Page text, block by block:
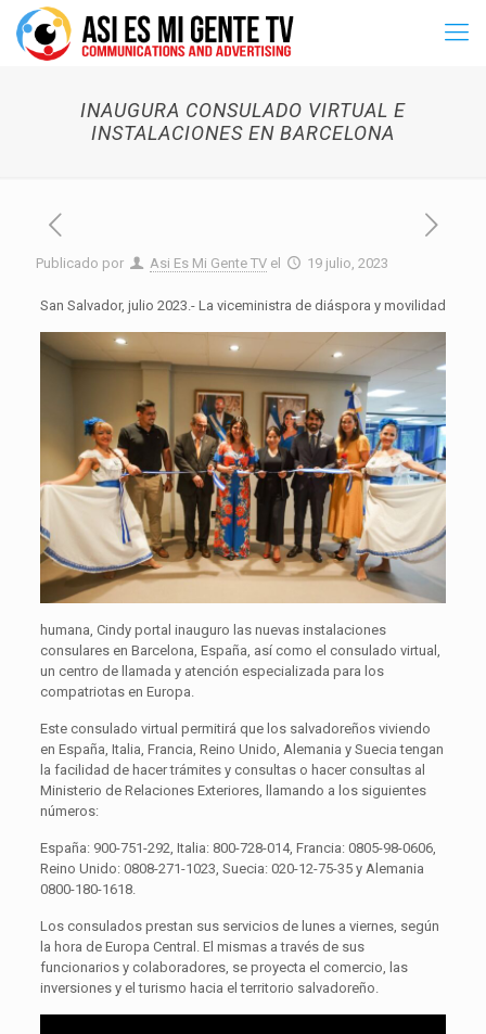
INAUGURA CONSULADO VIRTUAL E
INSTALACIONES EN BARCELONA
Publicado por Asi Es Mi Gente TV el 19 julio, 2023
San Salvador, julio 2023.- La viceministra de diáspora y movilidad
humana, Cindy portal inauguro las nuevas instalaciones
consulares en Barcelona, España, así como el consulado virtual,
un centro de llamada y atención especializada para los
compatriotas en Europa.
Este consulado virtual permitirá que los salvadoreños viviendo
en España, Italia, Francia, Reino Unido, Alemania y Suecia tengan
la facilidad de hacer trámites y consultas o hacer consultas al
Ministerio de Relaciones Exteriores, llamando a los siguientes
números:
España: 900-751-292, Italia: 800-728-014, Francia: 0805-98-0606,
Reino Unido: 0808-271-1023, Suecia: 020-12-75-35 y Alemania
0800-180-1618.
Los consulados prestan sus servicios de lunes a viernes, según
la hora de Europa Central. El mismas a través de sus
funcionarios y colaboradores, se proyecta el comercio, las
inversiones y el turismo hacia el territorio salvadoreño.